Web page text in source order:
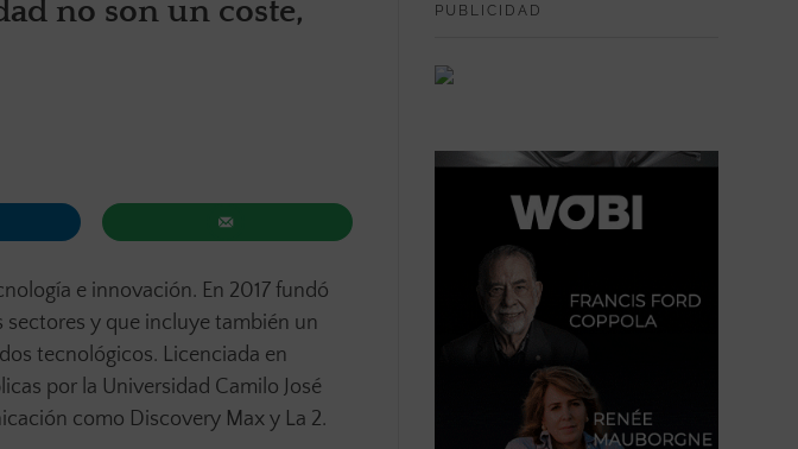
no son un coste,
e innovación. En 2017 fundó
y que incluye también un
tecnológicos. Licenciada en
por la Universidad Camilo José
como Discovery Max y La 2.
PUBLICIDAD